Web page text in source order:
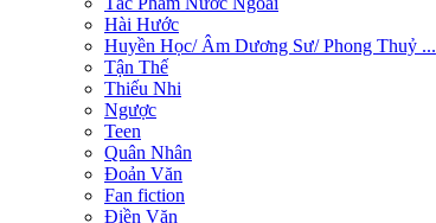
Hài Hước
Huyền Học/ Âm Dương Sư/ Phong Thuỷ ...
Tận Thế
Thiếu Nhi
Ngược
Teen
Quân Nhân
Đoản Văn
Fan fiction
Điền Văn